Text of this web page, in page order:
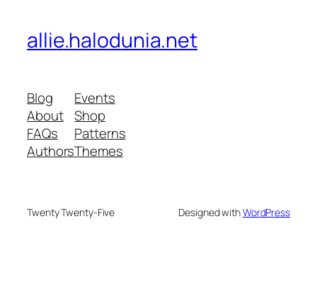
allie.halodunia.net
Blog
About
FAQs
Authors
Events
Shop
Patterns
Themes
Twenty Twenty-Five Designed withWordPress